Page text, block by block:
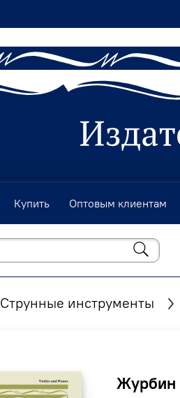
Купить Оптовым клиентам
Струнные инструменты
Журбин